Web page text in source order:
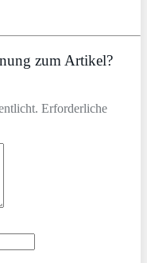
zum Artikel?
Erforderliche